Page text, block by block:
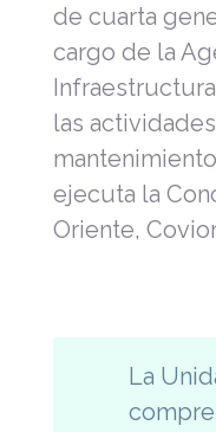
de cuarta
cargo de la
las
ejecuta la
Oriente,
La